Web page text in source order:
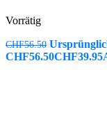
Vorrätig
CHF56.50
CHF56.50CHF39.95